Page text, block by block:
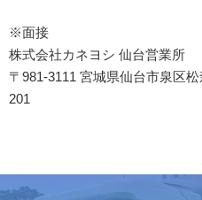
※面接
株式会社カネヨシ 仙台営業所
〒981-3111 宮城県仙台市泉区
201